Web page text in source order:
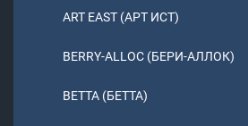
ART EAST (АРТ ИСТ)
BERRY-ALLOC (БЕРИ-АЛЛОК)
BETTA (БЕТТА)